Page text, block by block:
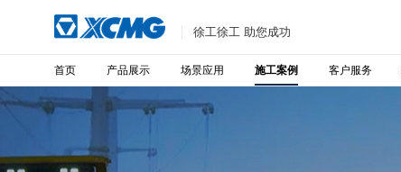
徐工徐工 助您成功
首页 产品展示 场景应用 施工案例 客户服务